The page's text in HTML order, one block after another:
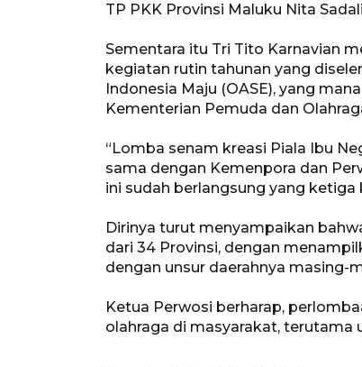
TP PKK Provinsi Maluku Nita
Sementara itu Tri Tito Karnavian
kegiatan rutin tahunan yang
Indonesia Maju (OASE), yang
Kementerian Pemuda dan
“Lomba senam kreasi Piala Ibu
sama dengan Kemenpora dan
ini sudah berlangsung yang ketiga
Dirinya turut menyampaikan
dari 34 Provinsi, dengan
dengan unsur daerahnya masing-
Ketua Perwosi berharap,
olahraga di masyarakat, terutama